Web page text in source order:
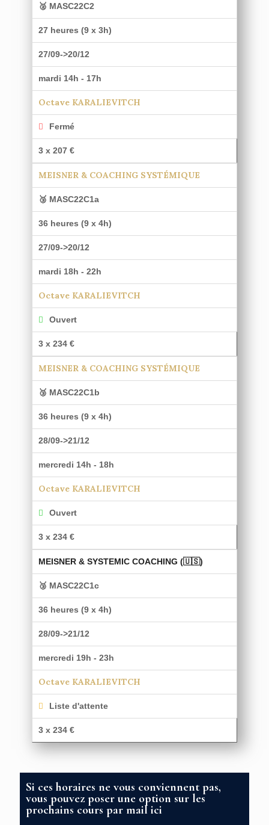
🥈 MASC22C2
27 heures (9 x 3h)
27/09->20/12
mardi 14h - 17h
Octave KARALIEVITCH
Fermé
3 x 207 €
MEISNER & COACHING SYSTÉMIQUE
🥉 MASC22C1a
36 heures (9 x 4h)
27/09->20/12
mardi 18h - 22h
Octave KARALIEVITCH
Ouvert
3 x 234 €
MEISNER & COACHING SYSTÉMIQUE
🥉 MASC22C1b
36 heures (9 x 4h)
28/09->21/12
mercredi 14h - 18h
Octave KARALIEVITCH
Ouvert
3 x 234 €
MEISNER & SYSTEMIC COACHING (🇺🇸)
🥉 MASC22C1c
36 heures (9 x 4h)
28/09->21/12
mercredi 19h - 23h
Octave KARALIEVITCH
Liste d'attente
3 x 234 €
Si ces horaires ne vous conviennent pas,
vous pouvez poser une option sur les
prochains cours par mail ici